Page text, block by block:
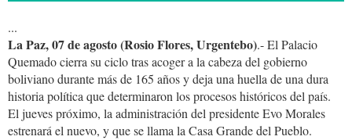
...
La Paz, 07 de agosto (Rosio Flores, Urgentebo).- El Palacio
Quemado cierra su ciclo tras acoger a la cabeza del gobierno
boliviano durante más de 165 años y deja una huella de una dura
historia política que determinaron los procesos históricos del país.
El jueves próximo, la administración del presidente Evo Morales
estrenará el nuevo, y que se llama la Casa Grande del Pueblo.